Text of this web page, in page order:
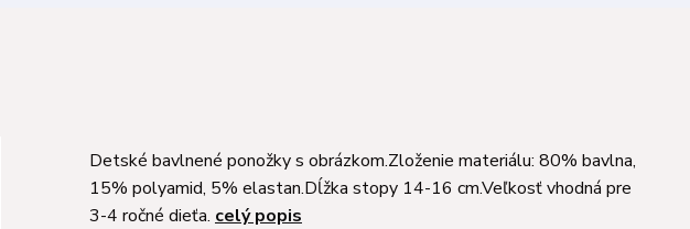
Detské bavlnené ponožky s obrázkom.Zloženie materiálu: 80% bavlna,
15% polyamid, 5% elastan.Dĺžka stopy 14-16 cm.Veľkosť vhodná pre
3-4 ročné dieťa. celý popis